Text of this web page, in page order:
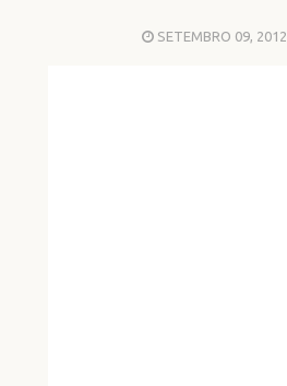
SETEMBRO 09, 2012